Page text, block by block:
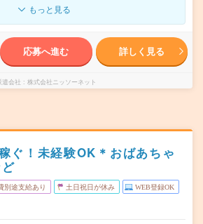
もっと見る
応募へ進む 詳しく見る
遣会社 株式会社ニッソーネット
ぐ！未経験OK＊おばあちゃ
別途支給あり 土日祝日が休み WEB登録OK